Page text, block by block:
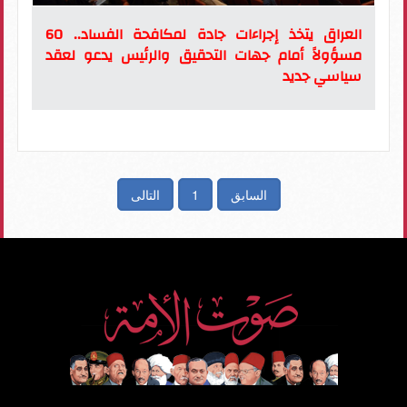
العراق يتخذ إجراءات جادة لمكافحة الفساد.. 60
مسؤولاً أمام جهات التحقيق والرئيس يدعو لعقد
سياسي جديد
السابق 1 التالى